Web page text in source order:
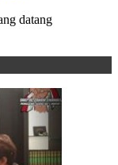
datang